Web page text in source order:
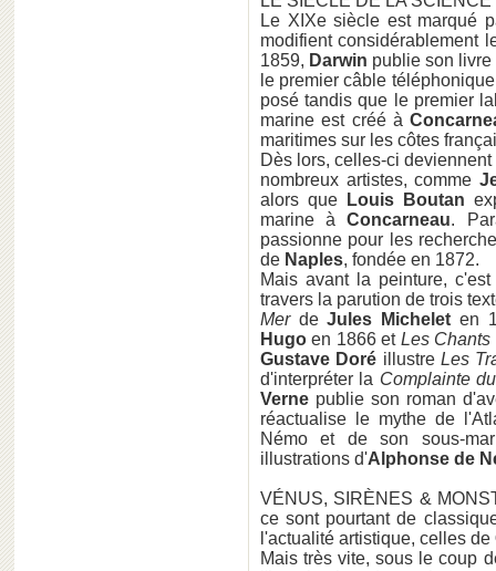
Le XIXe siècle est marqué
modifient considérablement
1859, Darwin publie son
le premier câble
posé tandis que le premier
marine est créé à
maritimes sur les côtes
Dès lors, celles-ci
nombreux artistes, comme
alors que
Louis Boutan
marine àConcarneau.
passionne pour les
de Naples, fondée en 1872.
Mais avant la peinture,
travers la parution de trois
MerdeJules Michelet en
Hugo en 1866 et Les Chants
Gustave Doré illustreLes
d'interpréter la Complainte
Verne publie son roman
réactualise le mythe de
Némo et de son sous-
illustrations d'Alphonse de
VÉNUS, SIRÈNES &
ce sont pourtant de
l'actualité artistique, celles de
Mais très vite, sous le coup